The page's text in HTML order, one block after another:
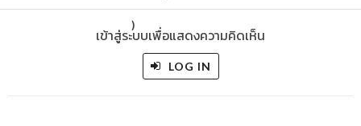
)
เข้าสู่ระบบเพื่อแสดงความคิดเห็น
LOG IN